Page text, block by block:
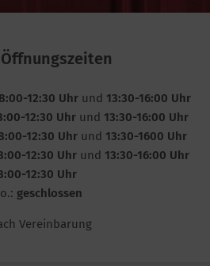
Öffnungszeiten
12:30 Uhr und 13:30-16:00 Uhr
12:30 Uhr und 13:30-16:00 Uhr
12:30 Uhr und 13:30-1600 Uhr
12:30 Uhr und 13:30-16:00 Uhr
12:30 Uhr
geschlossen
Vereinbarung